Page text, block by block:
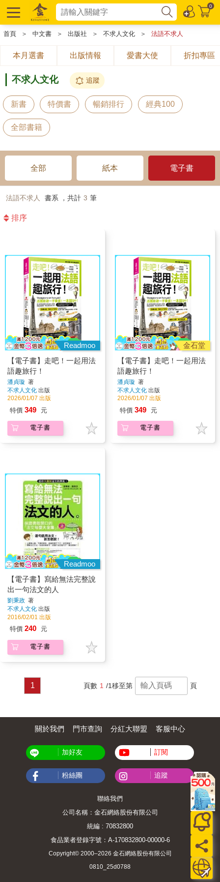
0
首頁 ＞ 中文書 ＞ 出版社 ＞ 不求人文化 ＞ 法語不求人
本月選書 出版情報 愛書大使 折扣專區
不求人文化 追蹤
新書 特價書 暢銷排行 經典100
全部書籍
全部 紙本 電子書
法語不求人 書系 ，共計 3 筆
排序
Readmoo
【電子書】走吧！一起用法
語趣旅行！
潘貞璇 著
不求人文化 出版
2026/01/07 出版
特價 349 元
電子書
金石堂
【電子書】走吧！一起用法
語趣旅行！
潘貞璇 著
不求人文化 出版
2026/01/07 出版
特價 349 元
電子書
Readmoo
【電子書】寫給無法完整說
出一句法文的人
劉秉政 著
不求人文化 出版
2016/02/01 出版
特價 240 元
電子書
1 頁數 1 /1移至第 頁
關於我們 門市查詢 分紅大聯盟 客服中心
加好友 訂閱
粉絲團 追蹤
聯絡我們
公司名稱：金石網絡股份有限公司
統編 : 70832800
食品業者登錄字號：A-170832800-00000-6
Copyright© 2000–2026 金石網絡股份有限公司
0810_25d0788